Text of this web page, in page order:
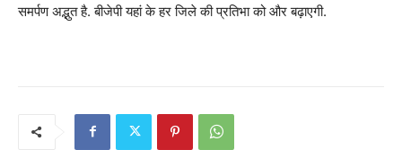
समर्पण अद्भुत है. बीजेपी यहां के हर जिले की प्रतिभा को और बढ़ाएगी.